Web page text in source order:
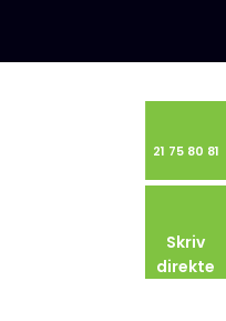
21 75 80 81​
Skriv
direkte​